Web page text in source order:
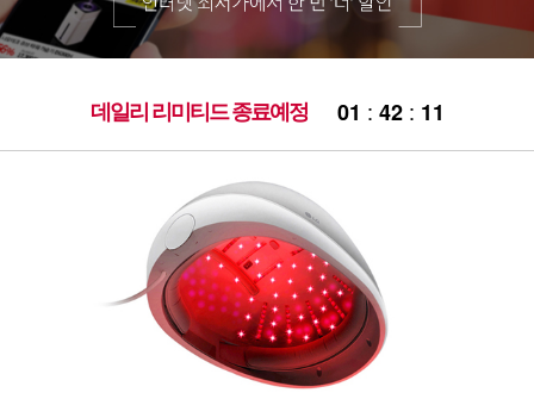
데일리 리미티드 종료예정 01 : 42: 11